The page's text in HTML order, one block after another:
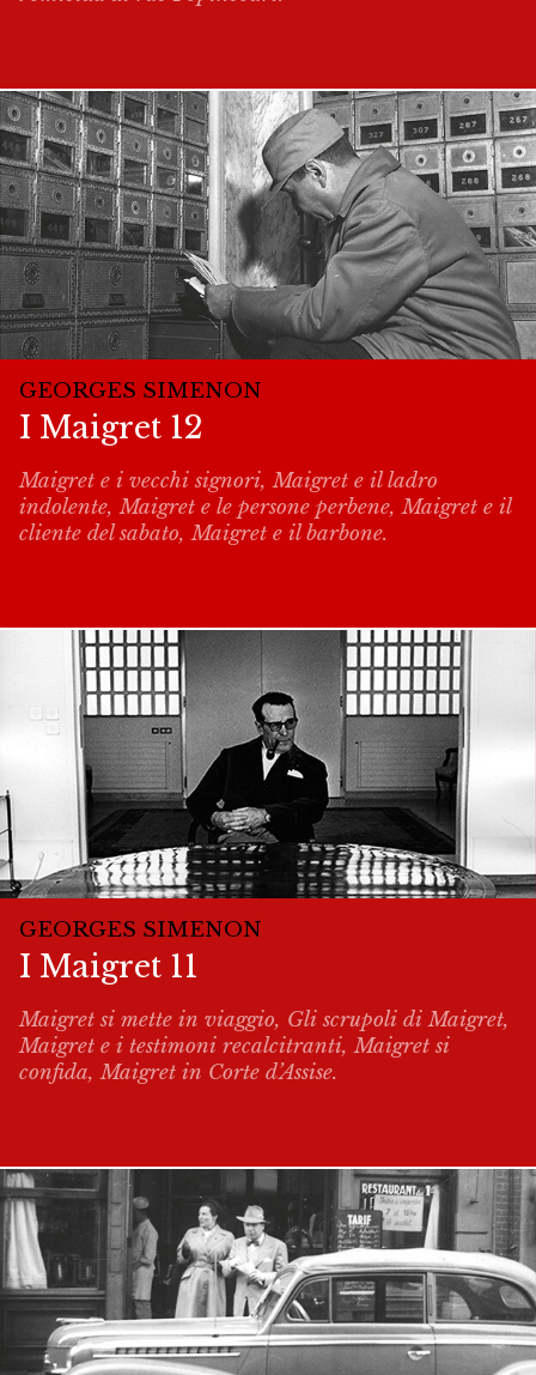
GEORGES SIMENON
I Maigret 12
Maigret e i vecchi signori, Maigret e il ladro
indolente, Maigret e le persone perbene, Maigret e il
cliente del sabato, Maigret e il barbone.
GEORGES SIMENON
I Maigret 11
Maigret si mette in viaggio, Gli scrupoli di Maigret,
Maigret e i testimoni recalcitranti, Maigret si
confida, Maigret in Corte d’Assise.